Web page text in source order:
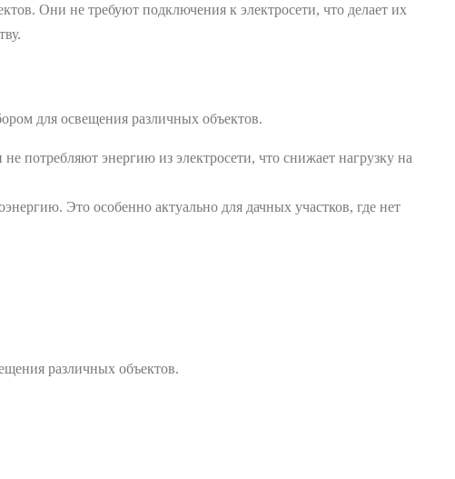
Они не требуют подключения к электросети, что делает их
для освещения различных объектов.
потребляют энергию из электросети, что снижает нагрузку на
Это особенно актуально для дачных участков, где нет
различных объектов.